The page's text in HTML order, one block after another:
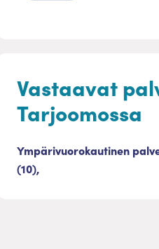
Vastaavat
Tarjoomossa
Ympärivuorokautinen
(10),